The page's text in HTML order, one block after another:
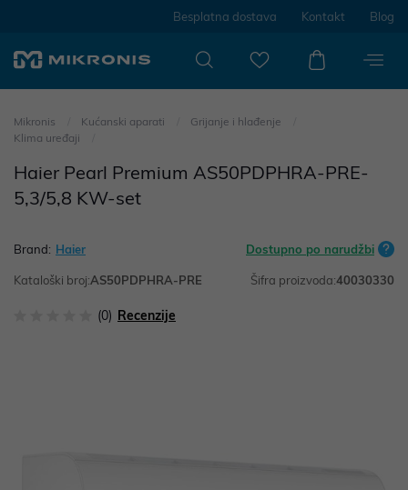
Besplatna dostava Kontakt Blog
Mikronis Kućanski aparati
Grijanje i hlađenje
Klima uređaji
Haier Pearl Premium AS50PDPHRA-PRE-
5,3/5,8 KW-set
Brand: Haier Dostupno po narudžbi
Kataloški broj:AS50PDPHRA-PRE Šifra proizvoda:40030330
(0) Recenzije